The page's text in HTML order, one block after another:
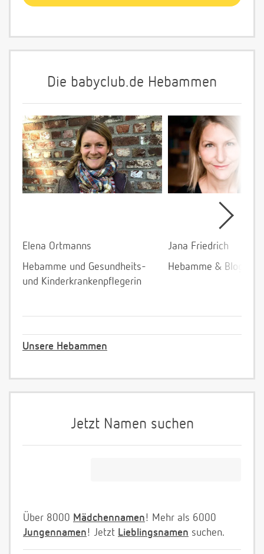
Die babyclub.de Hebammen
Elena Ortmanns
Hebamme und Gesundheits-
und Kinderkrankenpflegerin
Jana Friedrich
Hebamme &
Unsere Hebammen
Jetzt Namen suchen
Über 8000 Mädchennamen! Mehr als 6000
Jungennamen! Jetzt Lieblingsnamen suchen.